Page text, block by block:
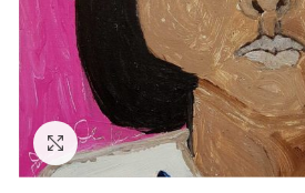
Click to enlarge